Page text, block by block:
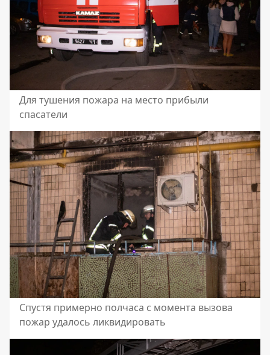
Для тушения пожара на место прибыли
спасатели
Спустя примерно полчаса с момента вызова
пожар удалось ликвидировать